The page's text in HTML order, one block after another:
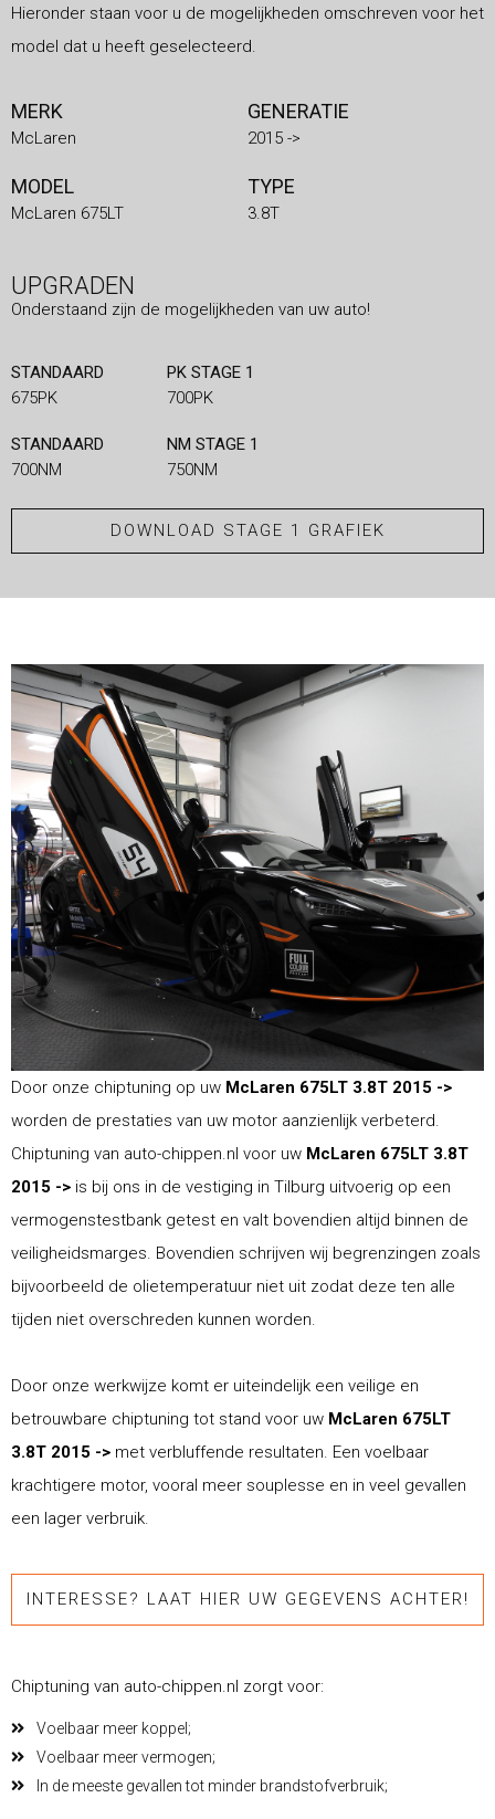
Hieronder staan voor u de mogelijkheden omschreven voor het
model dat u heeft geselecteerd.
MERK
McLaren
GENERATIE
2015 ->
MODEL
McLaren 675LT
TYPE
3.8T
UPGRADEN
Onderstaand zijn de mogelijkheden van uw auto!
STANDAARD
675PK
PK STAGE 1
700PK
STANDAARD
700NM
NM STAGE 1
750NM
DOWNLOAD STAGE 1 GRAFIEK
Door onze chiptuning op uw McLaren 675LT 3.8T 2015 ->
worden de prestaties van uw motor aanzienlijk verbeterd.
Chiptuning van auto-chippen.nl voor uw McLaren 675LT 3.8T
2015 -> is bij ons in de vestiging in Tilburg uitvoerig op een
vermogenstestbank getest en valt bovendien altijd binnen de
veiligheidsmarges. Bovendien schrijven wij begrenzingen zoals
bijvoorbeeld de olietemperatuur niet uit zodat deze ten alle
tijden niet overschreden kunnen worden.
Door onze werkwijze komt er uiteindelijk een veilige en
betrouwbare chiptuning tot stand voor uw McLaren 675LT
3.8T 2015 -> met verbluffende resultaten. Een voelbaar
krachtigere motor, vooral meer souplesse en in veel gevallen
een lager verbruik.
INTERESSE? LAAT HIER UW GEGEVENS ACHTER!
Chiptuning van auto-chippen.nl zorgt voor:
Voelbaar meer koppel;
Voelbaar meer vermogen;
In de meeste gevallen tot minder brandstofverbruik;